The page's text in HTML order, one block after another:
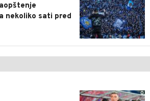
nekoliko sati pred
0